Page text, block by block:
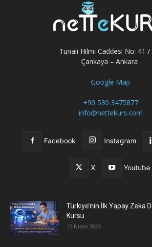
Tunalı Hilmi Caddesi No: 41 /
Çankaya – Ankara
Google Map
+90 530 3475877
info@nettekurs.com
Facebook Instagram
X Youtube
Türkiye’nin İlk Yapay Zeka
Kursu
15 Nisan 2026